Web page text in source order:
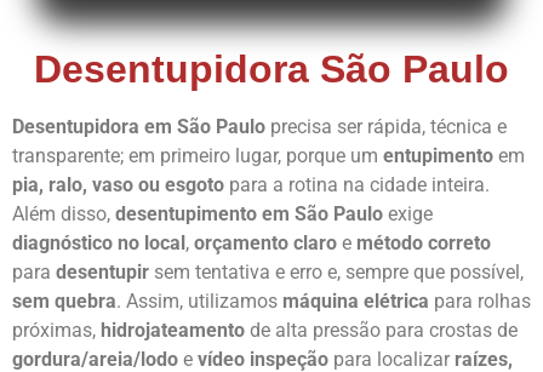
Desentupidora São Paulo
Desentupidora em São Paulo precisa ser rápida, técnica e
transparente; em primeiro lugar, porque um entupimento em
pia, ralo, vaso ou esgoto para a rotina na cidade inteira.
Além disso, desentupimento em São Paulo exige
diagnóstico no local, orçamento claro e método correto
para desentupir sem tentativa e erro e, sempre que possível,
sem quebra. Assim, utilizamos máquina elétrica para rolhas
próximas, hidrojateamento de alta pressão para crostas de
gordura/areia/lodo e vídeo inspeção para localizar raízes,